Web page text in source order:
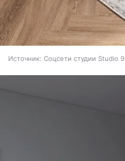
Источник: Соцсети студии Studio 9